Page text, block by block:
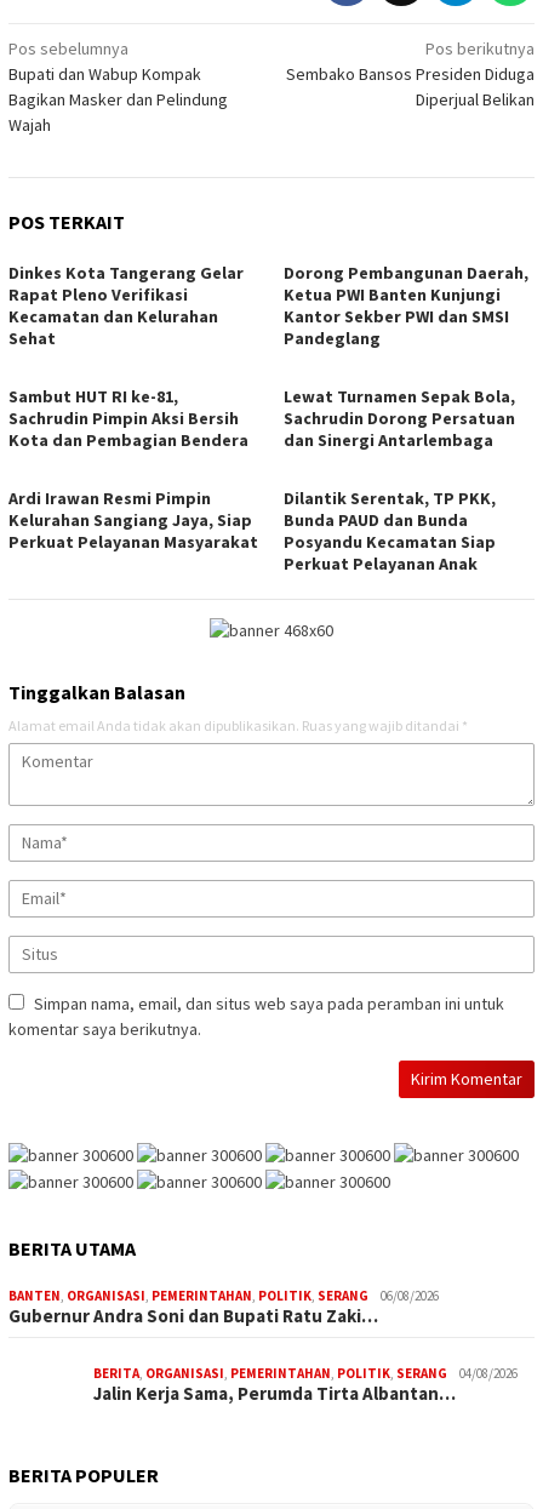
Navigasi
pos
Pos sebelumnya
Bupati dan Wabup Kompak
Bagikan Masker dan Pelindung
Wajah
Pos berikutnya
Sembako Bansos Presiden Diduga
Diperjual Belikan
POS TERKAIT
Dinkes Kota Tangerang Gelar
Rapat Pleno Verifikasi
Kecamatan dan Kelurahan
Sehat
Dorong Pembangunan Daerah,
Ketua PWI Banten Kunjungi
Kantor Sekber PWI dan SMSI
Pandeglang
Sambut HUT RI ke-81,
Sachrudin Pimpin Aksi Bersih
Kota dan Pembagian Bendera
Lewat Turnamen Sepak Bola,
Sachrudin Dorong Persatuan
dan Sinergi Antarlembaga
Ardi Irawan Resmi Pimpin
Kelurahan Sangiang Jaya, Siap
Perkuat Pelayanan Masyarakat
Dilantik Serentak, TP PKK,
Bunda PAUD dan Bunda
Posyandu Kecamatan Siap
Perkuat Pelayanan Anak
Tinggalkan Balasan
Alamat email Anda tidak akan dipublikasikan. Ruas yang wajib ditandai *
Simpan nama, email, dan situs web saya pada peramban ini untuk
komentar saya berikutnya.
BERITA UTAMA
BANTEN, ORGANISASI, PEMERINTAHAN, POLITIK, SERANG 06/08/2026
Gubernur Andra Soni dan Bupati Ratu Zaki…
BERITA, ORGANISASI, PEMERINTAHAN, POLITIK, SERANG 04/08/2026
Jalin Kerja Sama, Perumda Tirta Albantan…
BERITA POPULER